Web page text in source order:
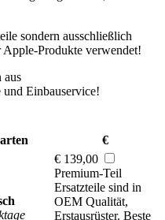
sondern ausschließlich
Produkte verwendet!
aus
Einbauservice!
€
€ 139,00
Premium-Teil
Ersatzteile sind in
OEM Qualität,
Erstausrüster. Beste